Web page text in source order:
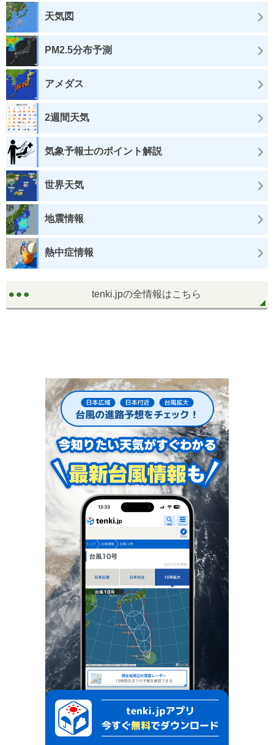
天気図
PM2.5分布予測
アメダス
2週間天気
気象予報士のポイント解説
世界天気
地震情報
熱中症情報
tenki.jpの全情報はこちら